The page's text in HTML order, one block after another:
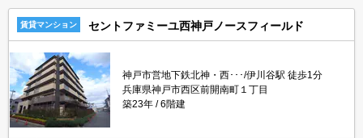
賃貸マンション セントファミーユ西神戸ノースフィールド
神戸市営地下鉄北神・西･･･/伊川谷駅 徒歩1分
兵庫県神戸市西区前開南町１丁目
築23年
6階建